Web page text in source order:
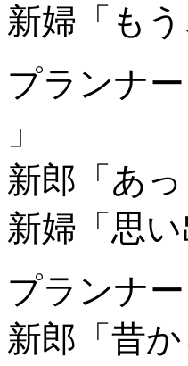
新婦「も
プランナ
」
新郎「あっ
新婦「思
プランナ
新郎「昔